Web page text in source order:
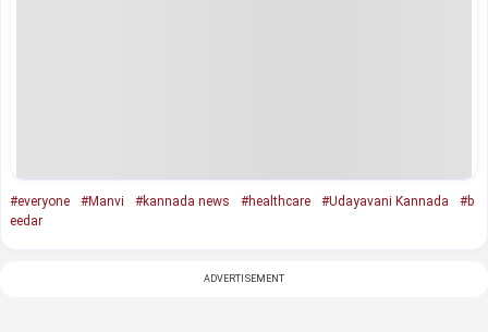
#everyone #Manvi #kannada news #healthcare #Udayavani Kannada
#b
eedar
ADVERTISEMENT